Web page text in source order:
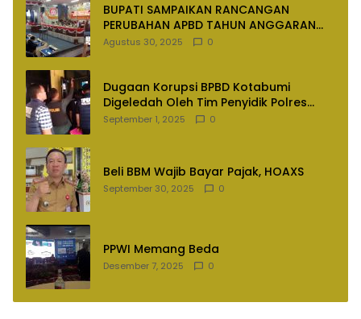
BUPATI SAMPAIKAN RANCANGAN
PERUBAHAN APBD TAHUN ANGGARAN
2025
Agustus 30, 2025 0
Dugaan Korupsi BPBD Kotabumi
Digeledah Oleh Tim Penyidik Polres
Lampung Utara
September 1, 2025 0
Beli BBM Wajib Bayar Pajak, HOAXS
September 30, 2025 0
PPWI Memang Beda
Desember 7, 2025 0